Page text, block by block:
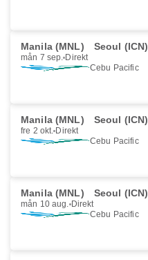
Manila (MNL) Seoul (ICN)
mån 7 sep. Direkt
Cebu Pacific
Manila (MNL) Seoul (ICN)
fre 2 okt. Direkt
Cebu Pacific
Manila (MNL) Seoul (ICN)
mån 10 aug. Direkt
Cebu Pacific